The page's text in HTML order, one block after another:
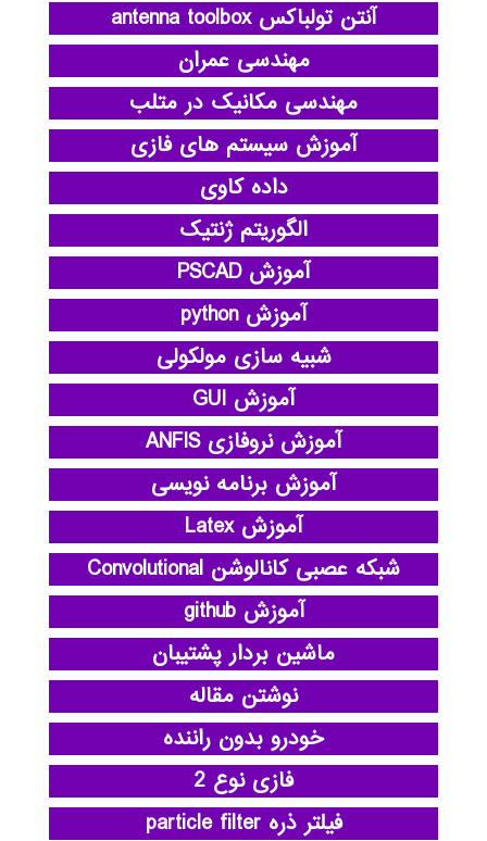
آنتن تولباکس antenna toolbox
مهندسی عمران
مهندسی مکانیک در متلب
آموزش سیستم های فازی
داده کاوی
الگوریتم ژنتیک
آموزش PSCAD
آموزش python
شبیه سازی مولکولی
آموزش GUI
آموزش نروفازی ANFIS
آموزش برنامه نویسی
آموزش Latex
شبکه عصبی کانالوشن Convolutional
آموزش github
ماشین بردار پشتیبان
نوشتن مقاله
خودرو بدون راننده
فازی نوع 2
فیلتر ذره particle filter